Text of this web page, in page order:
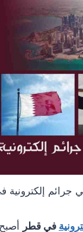
جرائم إلكترونية
في قطر